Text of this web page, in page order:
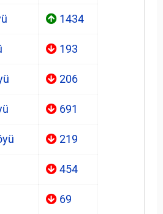
1434
193
206
691
219
454
69